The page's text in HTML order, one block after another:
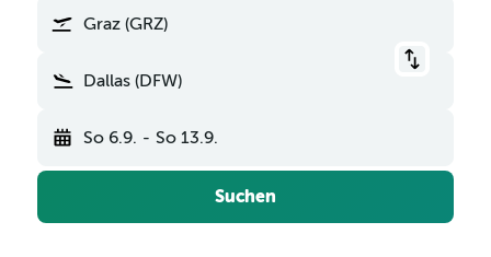
Graz (GRZ)
Dallas (DFW)
So 6.9. - So 13.9.
Suchen